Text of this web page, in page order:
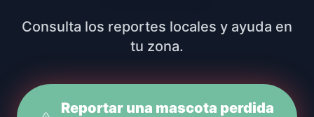
Consulta los reportes locales y ayuda en
tu zona.
Reportar una mascota perdida